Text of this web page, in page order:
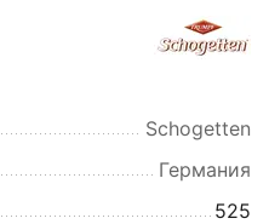
Schogetten
Германия
525